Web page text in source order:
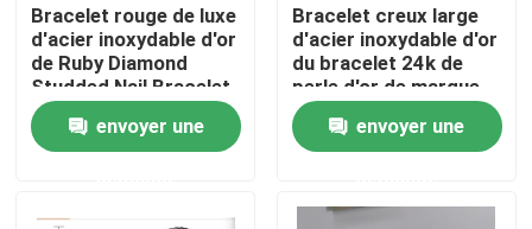
Bracelet en acier inoxydable en stock
Collier en acier inoxydable en stock
Bracelet rouge de luxe
d'acier inoxydable d'or
de Ruby Diamond
Studded Nail Bracelet
24k
envoyer une
Bracelet creux large
d'acier inoxydable d'or
du bracelet 24k de
perle d'or de marque
d'abondance
envoyer une